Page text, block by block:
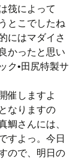
筏によって
とこでしたね
にはマダイさ
かったと思い
ク•田尻特製サ
催しますよ
なりますの
鯛さんには、
すよっ。今日
ので、明日の